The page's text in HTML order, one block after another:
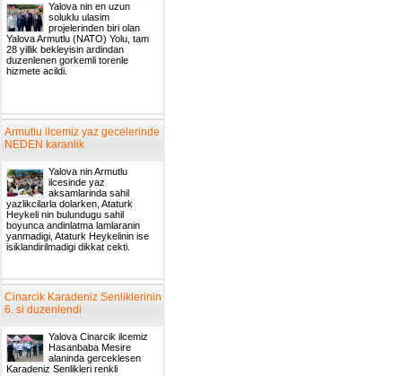
Yalova nin en uzun
soluklu ulasim
projelerinden biri olan
Yalova Armutlu (NATO) Yolu, tam
28 yillik bekleyisin ardindan
duzenlenen gorkemli torenle
hizmete acildi.
Armutlu ilcemiz yaz gecelerinde
NEDEN karanlik
Yalova nin Armutlu
ilcesinde yaz
aksamlarinda sahil
yazlikcilarla dolarken, Ataturk
Heykeli nin bulundugu sahil
boyunca andinlatma lamlaranin
yanmadigi, Ataturk Heykelinin ise
isiklandirilmadigi dikkat cekti.
Cinarcik Karadeniz Senliklerinin
6. si duzenlendi
Yalova Cinarcik ilcemiz
Hasanbaba Mesire
alaninda gerceklesen
Karadeniz Senlikleri renkli